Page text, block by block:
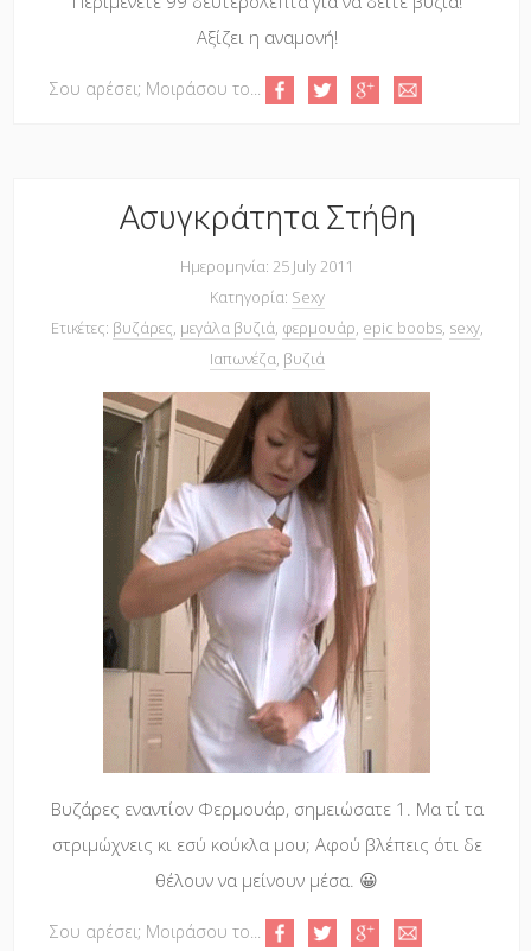
Αξίζει η αναμονή!
Σου αρέσει; Μοιράσου το...
Ασυγκράτητα Στήθη
Ημερομηνία: 25 July 2011
Κατηγορία: Sexy
Ετικέτες: βυζάρες, μεγάλα βυζιά, φερμουάρ, epic boobs, sexy,
Ιαπωνέζα, βυζιά
Βυζάρες εναντίον Φερμουάρ, σημειώσατε 1. Μα τί τα
στριμώχνεις κι εσύ κούκλα μου; Αφού βλέπεις ότι δε
θέλουν να μείνουν μέσα. 😀
Σου αρέσει; Μοιράσου το...